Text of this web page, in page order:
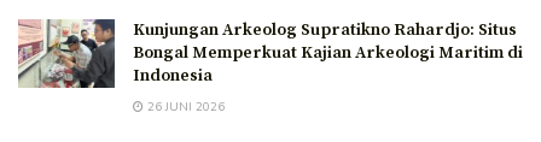
Kunjungan Arkeolog Supratikno Rahardjo: Situs
Bongal Memperkuat Kajian Arkeologi Maritim di
Indonesia
26 JUNI 2026